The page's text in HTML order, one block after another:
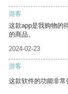
游客
这款app是我购物的
的商品。
2024-02-23
游客
这款软件的功能非常